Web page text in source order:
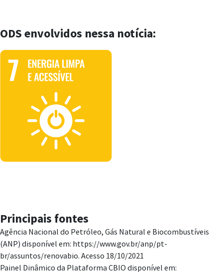
ODS envolvidos nessa notícia:
Principais fontes
Agência Nacional do Petróleo, Gás Natural e Biocombustíveis
(ANP) disponível em: https://www.gov.br/anp/pt-
br/assuntos/renovabio. Acesso 18/10/2021
Painel Dinâmico da Plataforma CBIO disponível em: